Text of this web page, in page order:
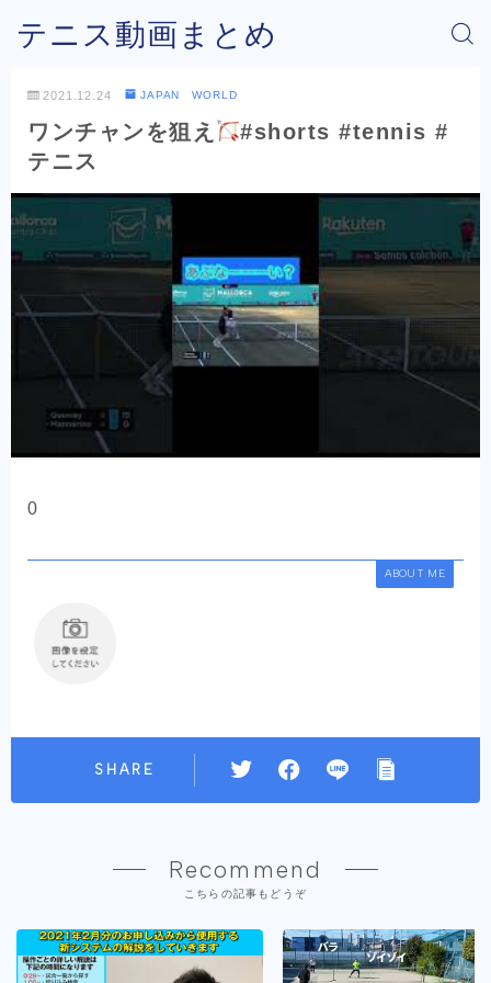
テニス動画まとめ
2021.12.24 JAPAN WORLD
ワンチャンを狙え
#shorts #tennis #
テニス
0
ABOUT ME
SHARE
Recommend
こちらの記事もどうぞ